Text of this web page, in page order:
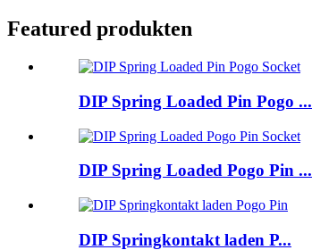
Featured produkten
DIP Spring Loaded Pin Pogo ...
DIP Spring Loaded Pogo Pin ...
DIP Springkontakt laden P...